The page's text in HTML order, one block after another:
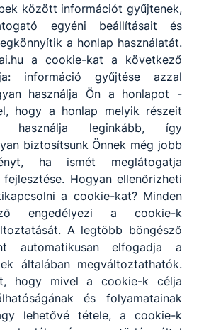
között információt gyűjtenek,
egyéni beállításait és
a honlap használatát.
a cookie-kat a következő
információ gyűjtése azzal
használja Ön a honlapot -
hogy a honlap melyik részeit
használja leginkább, így
biztosítsunk Önnek még jobb
ha ismét meglátogatja
Hogyan ellenőrizheti
a cookie-kat? Minden
engedélyezi a cookie-k
A legtöbb böngésző
automatikusan elfogadja a
általában megváltoztathatók.
hogy mivel a cookie-k célja
és folyamatainak
lehetővé tétele, a cookie-k